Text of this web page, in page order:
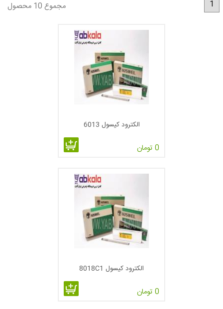
امروزه، لوگوی فیل روی تمام محصولات Kiswel در بیش از 120
طریق تولید در کره، مالزی، چین، لوکزامبورگ و آمریکا، پیش میبرد.
تولیدات این شرکت شامل: سیم co2 ، الکترودآلیاژی ضد زنگ و با
کیفیت، فیلر جوشکاری آلیاژی، سیم های جوشکاری سخت (زمینه
های سنگین شیمیایی، بخش صنعتی، صنعت هوا و فضا، خودروسازی
و ساخت کشتی)، سیم جوشکاری قوسی( برای ساخت کشتی،
ساخت آهن)، MIG و TIG( صنایع شیمیایی و سنگین، وسیله نقلیه،
صنعتی، ظرف های فشار، ساخت کشتی، لوله سازی) ، سیم های
مغزدار flux ( ساخت پل، جوشکاری ساحلی و تولیدات عمومی)، و ...
صنایع نفت ، گاز و پتروشیمی می باشد.
1 مجموع 10 محصول
الکترود کیسول 6013
0 تومان
الکترود کیسول 8018C1
0 تومان